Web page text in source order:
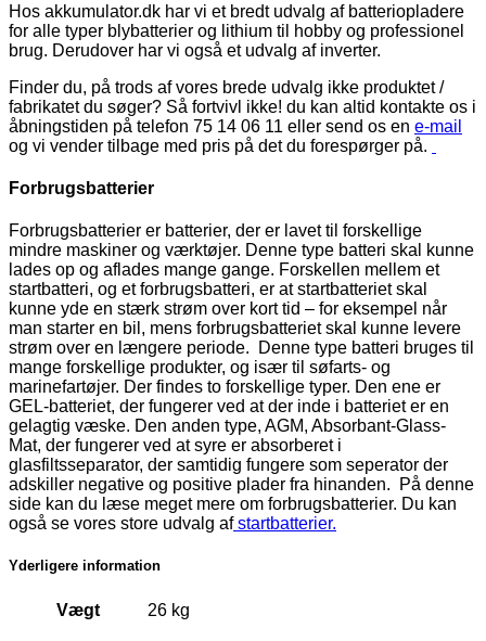
Hos akkumulator.dk har vi et bredt udvalg af batteriopladere
for alle typer blybatterier og lithium til hobby og professionel
brug. Derudover har vi også et udvalg af inverter.
Finder du, på trods af vores brede udvalg ikke produktet /
fabrikatet du søger? Så fortvivl ikke! du kan altid kontakte os i
åbningstiden på telefon 75 14 06 11 eller send os en e-mail
og vi vender tilbage med pris på det du forespørger på.
Forbrugsbatterier
Forbrugsbatterier er batterier, der er lavet til forskellige
mindre maskiner og værktøjer. Denne type batteri skal kunne
lades op og aflades mange gange. Forskellen mellem et
startbatteri, og et forbrugsbatteri, er at startbatteriet skal
kunne yde en stærk strøm over kort tid – for eksempel når
man starter en bil, mens forbrugsbatteriet skal kunne levere
strøm over en længere periode. Denne type batteri bruges til
mange forskellige produkter, og især til søfarts- og
marinefartøjer. Der findes to forskellige typer. Den ene er
GEL-batteriet, der fungerer ved at der inde i batteriet er en
gelagtig væske. Den anden type, AGM, Absorbant-Glass-
Mat, der fungerer ved at syre er absorberet i
glasfiltsseparator, der samtidig fungere som seperator der
adskiller negative og positive plader fra hinanden. På denne
side kan du læse meget mere om forbrugsbatterier. Du kan
også se vores store udvalg afstartbatterier.
Yderligere information
Vægt 26 kg